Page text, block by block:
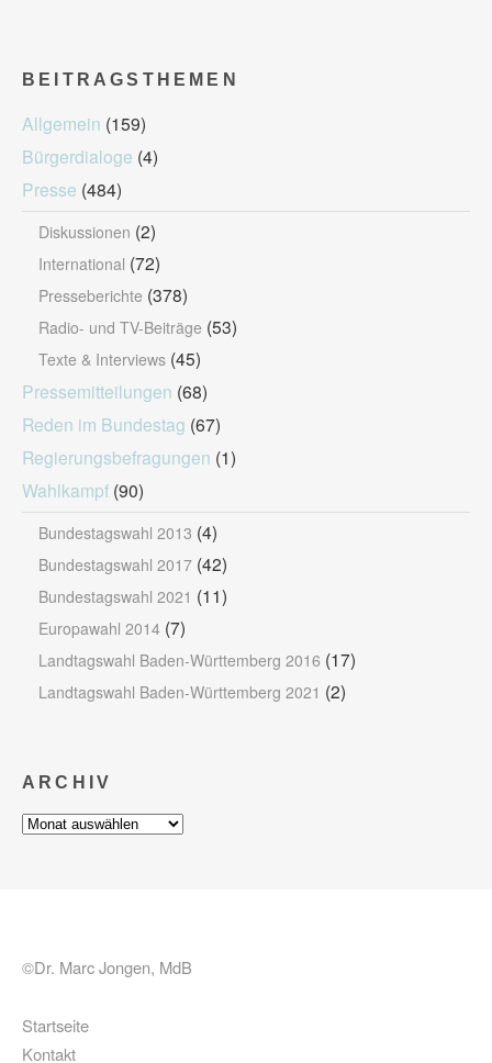
BEITRAGSTHEMEN
Allgemein (159)
Bürgerdialoge (4)
Presse (484)
Diskussionen (2)
International (72)
Presseberichte (378)
Radio- und TV-Beiträge (53)
Texte & Interviews (45)
Pressemitteilungen (68)
Reden im Bundestag (67)
Regierungsbefragungen (1)
Wahlkampf (90)
Bundestagswahl 2013 (4)
Bundestagswahl 2017 (42)
Bundestagswahl 2021 (11)
Europawahl 2014 (7)
Landtagswahl Baden-Württemberg 2016 (17)
Landtagswahl Baden-Württemberg 2021 (2)
ARCHIV
Archiv
©Dr. Marc Jongen, MdB
Startseite
Kontakt